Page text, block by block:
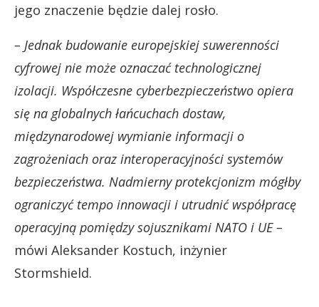
jego znaczenie będzie dalej rosło.
– Jednak budowanie europejskiej suwerenności
cyfrowej nie może oznaczać technologicznej
izolacji. Współczesne cyberbezpieczeństwo opiera
się na globalnych łańcuchach dostaw,
międzynarodowej wymianie informacji o
zagrożeniach oraz interoperacyjności systemów
bezpieczeństwa. Nadmierny protekcjonizm mógłby
ograniczyć tempo innowacji i utrudnić współpracę
operacyjną pomiędzy sojusznikami NATO i UE –
mówi Aleksander Kostuch, inżynier
Stormshield.